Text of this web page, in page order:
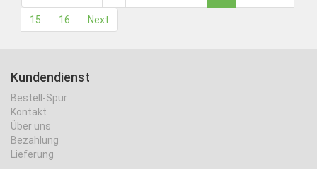
15 16 Next
Kundendienst
Bestell-Spur
Kontakt
Über uns
Bezahlung
Lieferung